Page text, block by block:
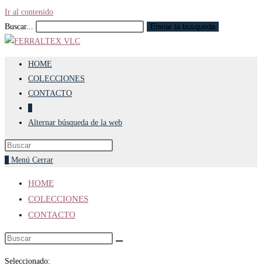
Ir al contenido
Buscar...
Enviar la búsqueda
HOME
COLECCIONES
CONTACTO
Alternar búsqueda de la web
Menú Cerrar
HOME
COLECCIONES
CONTACTO
Seleccionado: